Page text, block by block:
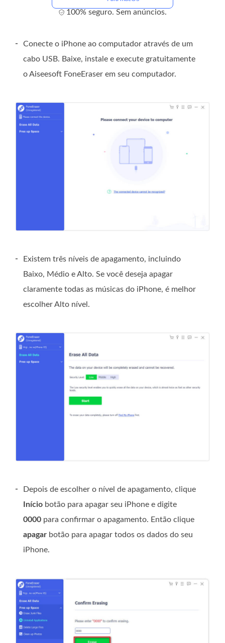
100% seguro. Sem anúncios.
-
Conecte o iPhone ao computador através de um
cabo USB. Baixe, instale e execute gratuitamente
o Aiseesoft FoneEraser em seu computador.
-
Existem três níveis de apagamento, incluindo
Baixo, Médio e Alto. Se você deseja apagar
claramente todas as músicas do iPhone, é melhor
escolher Alto nível.
-
Depois de escolher o nível de apagamento, clique
Início botão para apagar seu iPhone e digite
0000 para confirmar o apagamento. Então clique
apagar botão para apagar todos os dados do seu
iPhone.